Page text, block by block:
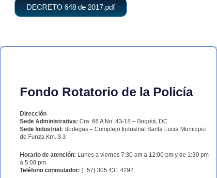
DECRETO 648 de 2017.pdf
Fondo Rotatorio de la Policía
Dirección
Sede Administrativa: Cra. 66 A No. 43-18 – Bogotá, DC
Sede Industrial: Bodegas – Complejo Industrial Santa Lucia Municipio
de Funza Km. 3.3
Horario de atención: Lunes a viernes 7:30 am a 12:00 pm y de 1:30 pm
a 5:00 pm
Teléfono conmutador: (+57) 305 431 4292